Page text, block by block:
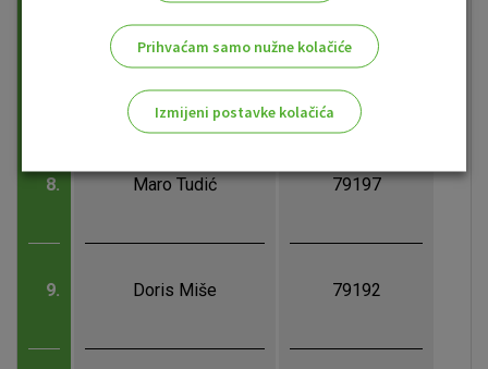
8. Maro Tudić 79197
9. Doris Miše 79192
Prihvaćam samo nužne kolačiće
Izmijeni postavke kolačića